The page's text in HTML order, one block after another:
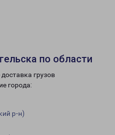
по области
грузов
города:
р-н)